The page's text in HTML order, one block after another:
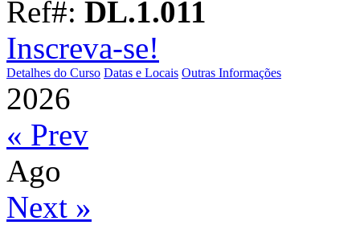
Ref#: DL.1.011
Inscreva-se!
Detalhes do Curso Datas e Locais Outras Informações
2026
« Prev
Ago
Next »